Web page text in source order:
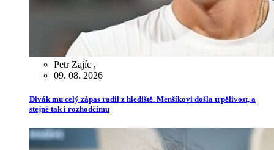
Petr Zajíc ,
09. 08. 2026
Divák mu celý zápas radil z hlediště. Menšíkovi došla trpělivost, a
stejně tak i rozhodčímu